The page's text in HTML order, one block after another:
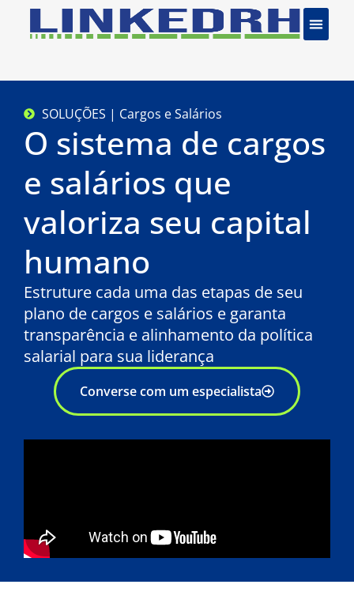
SOLUÇÕES | Cargos e Salários
O sistema de cargos
e salários que
valoriza seu capital
humano
Estruture cada uma das etapas de seu
plano de cargos e salários e garanta
transparência e alinhamento da política
salarial para sua liderança
Converse com um especialista